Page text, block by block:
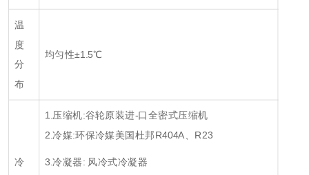
温
度
分
布
均匀性±1.5℃
冷
1.压缩机:谷轮原装进-口全密式压缩机
2.冷媒:环保冷媒美国杜邦R404A、R23
3.冷凝器: 风冷式冷凝器